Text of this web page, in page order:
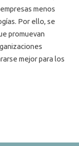
menos
Por ello, se
promuevan
mejor para los